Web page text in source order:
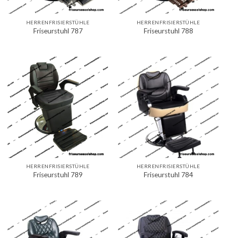
HERRENFRISIERSTÜHLE
Friseurstuhl 787
HERRENFRISIERSTÜHLE
Friseurstuhl 788
HERRENFRISIERSTÜHLE
Friseurstuhl 789
HERRENFRISIERSTÜHLE
Friseurstuhl 784